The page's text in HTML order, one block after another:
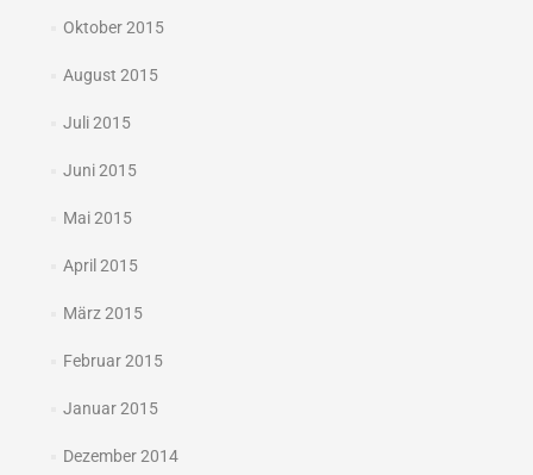
Oktober 2015
August 2015
Juli 2015
Juni 2015
Mai 2015
April 2015
März 2015
Februar 2015
Januar 2015
Dezember 2014